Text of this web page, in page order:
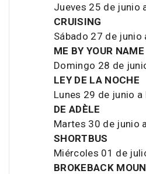
Jueves 25 de junio
CRUISING
Sábado 27 de
ME BY YOUR NAME
Domingo 28 de
LEY DE LA NOCHE
Lunes 29 de junio
DE ADÈLE
Martes 30 de junio
SHORTBUS
Miércoles 01 de
BROKEBACK